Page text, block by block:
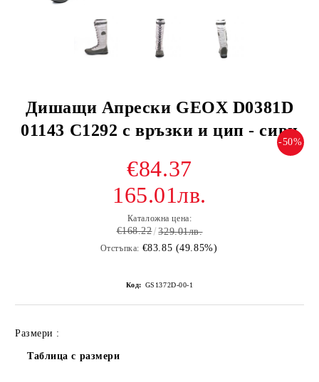
Дишащи Апрески GEOX D0381D
01143 C1292 с връзки и цип - сиви
-50%
€84.37
165.01лв.
Каталожна цена:
€168.22 329.01лв.
Отстъпка: €83.85 (49.85%)
Код: GS1372D-00-1
Размери :
Таблица с размери